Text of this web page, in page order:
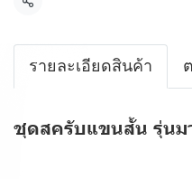
แชร์
รายละเอียดสินค้า
ชุดสครับแขนสั้น รุ่นม